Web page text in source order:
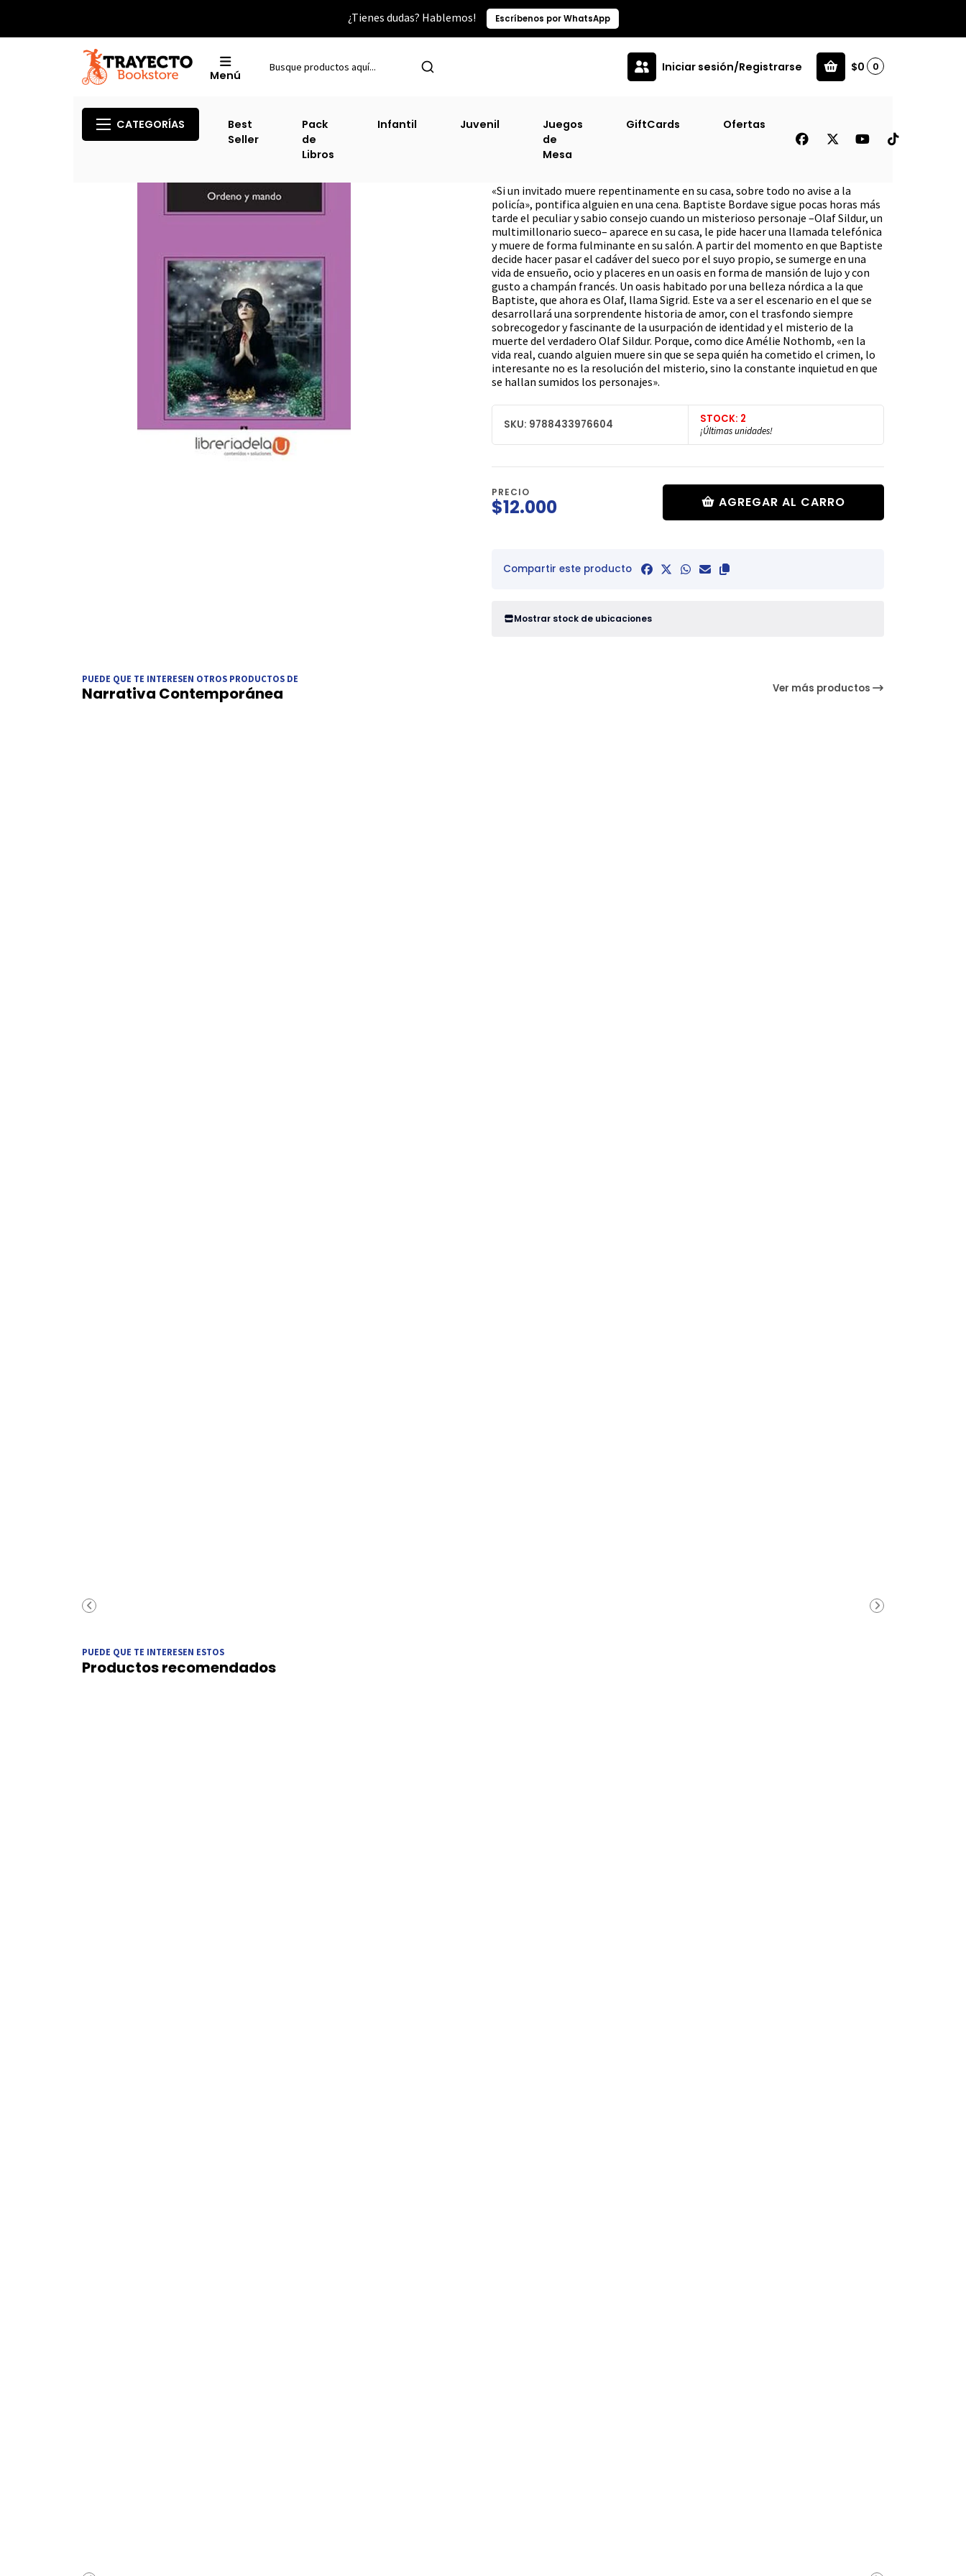
¿Tienes dudas? Hablemos! Escríbenos por WhatsApp
Menú
Iniciar sesión/Registrarse $0 0
CATEGORÍAS
Best
Seller
Pack
de
Libros
Infantil Juvenil
Juegos
de
Mesa
GiftCards Ofertas
Ordeno Y Mando [Con]
«Si un invitado muere repentinamente en su casa, sobre todo no avise a la
policía», pontifica alguien en una cena. Baptiste Bordave sigue pocas horas más
tarde el peculiar y sabio consejo cuando un misterioso personaje –Olaf Sildur, un
multimillonario sueco– aparece en su casa, le pide hacer una llamada telefónica
y muere de forma fulminante en su salón. A partir del momento en que Baptiste
decide hacer pasar el cadáver del sueco por el suyo propio, se sumerge en una
vida de ensueño, ocio y placeres en un oasis en forma de mansión de lujo y con
gusto a champán francés. Un oasis habitado por una belleza nórdica a la que
Baptiste, que ahora es Olaf, llama Sigrid. Este va a ser el escenario en el que se
desarrollará una sorprendente historia de amor, con el trasfondo siempre
sobrecogedor y fascinante de la usurpación de identidad y el misterio de la
muerte del verdadero Olaf Sildur. Porque, como dice Amélie Nothomb, «en la
vida real, cuando alguien muere sin que se sepa quién ha cometido el crimen, lo
interesante no es la resolución del misterio, sino la constante inquietud en que
se hallan sumidos los personajes».
SKU: 9788433976604 STOCK: 2
¡Últimas unidades!
PRECIO
$12.000 AGREGAR AL CARRO
Compartir este producto
Mostrar stock de ubicaciones
PUEDE QUE TE INTERESEN OTROS PRODUCTOS DE
Narrativa Contemporánea Ver más productos
PUEDE QUE TE INTERESEN ESTOS
Productos recomendados